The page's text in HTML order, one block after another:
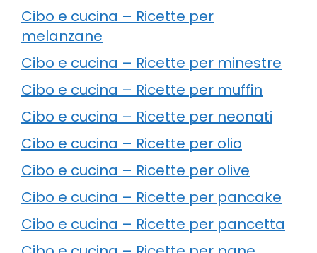
Cibo e cucina – Ricette per
melanzane
Cibo e cucina – Ricette per minestre
Cibo e cucina – Ricette per muffin
Cibo e cucina – Ricette per neonati
Cibo e cucina – Ricette per olio
Cibo e cucina – Ricette per olive
Cibo e cucina – Ricette per pancake
Cibo e cucina – Ricette per pancetta